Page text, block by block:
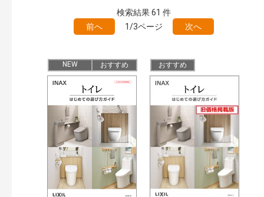
絞り込みの解除
旧版（WEBカタログ）
キーワード検索（あいまい）
目次も検索 検 索
おすすめハッシュタグ
まずはここから（3）
施工イメージ・アイデア集（2）
リフォームおすすめ（3）
省エネ住宅関連（1）
補助金・優遇制度を知る（2）
カタログ一覧＆使い方（2）
カテゴリー
検索結果61 件
前へ
1/3ページ 次へ
NEW おすすめ おすすめ